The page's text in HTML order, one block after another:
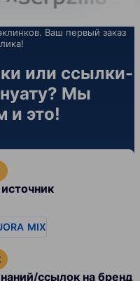
Ваш первый заказ
или ссылки-
Мы
и это!
MIX
ссылок на бренд